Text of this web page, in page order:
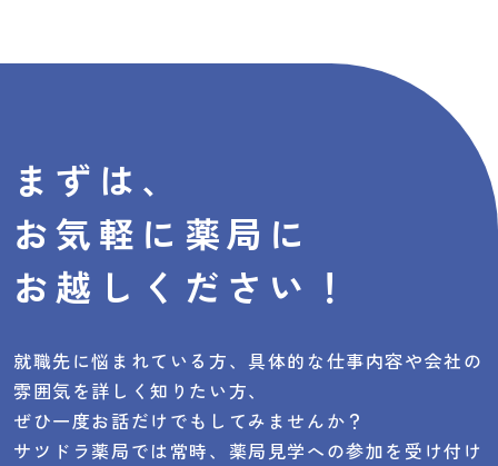
まずは、
お気軽に 薬局に
お越しください！
就職先に悩まれている方、具体的な仕事内容や会社の
雰囲気を詳しく知りたい方、
ぜひ一度お話だけでもしてみませんか？
サツドラ薬局では常時、薬局見学への参加を受け付け